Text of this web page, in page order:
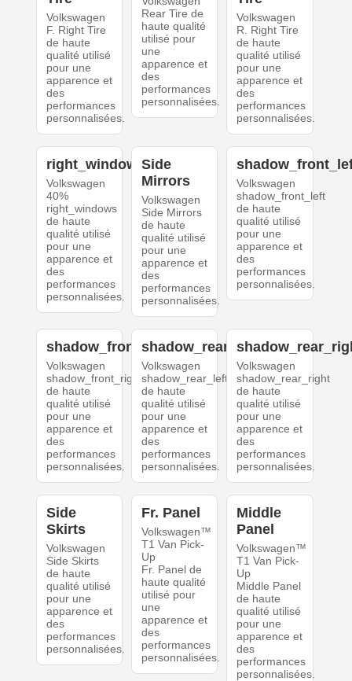
Volkswagen
F. Right Tire
de haute
qualité utilisé
pour une
apparence et
des
performances
personnalisées.
Rear Tire de
haute qualité
utilisé pour
une
apparence et
des
performances
personnalisées.
Volkswagen
R. Right Tire
de haute
qualité utilisé
pour une
apparence et
des
performances
personnalisées.
right_windows
Volkswagen
40%
right_windows
de haute
qualité utilisé
pour une
apparence et
des
performances
personnalisées.
Side
Mirrors
Volkswagen
Side Mirrors
de haute
qualité utilisé
pour une
apparence et
des
performances
personnalisées.
Volkswagen
shadow_front_left
de haute
qualité utilisé
pour une
apparence et
des
performances
personnalisées.
shadow_front_right
Volkswagen
shadow_front_right
de haute
qualité utilisé
pour une
apparence et
des
performances
personnalisées.
shadow_rear_left
Volkswagen
shadow_rear_left
de haute
qualité utilisé
pour une
apparence et
des
performances
personnalisées.
Volkswagen
shadow_rear_right
de haute
qualité utilisé
pour une
apparence et
des
performances
personnalisées.
Side
Skirts
Volkswagen
Side Skirts
de haute
qualité utilisé
pour une
apparence et
des
performances
personnalisées.
Fr. Panel
Volkswagen™
T1 Van Pick-
Up
Fr. Panel de
haute qualité
utilisé pour
une
apparence et
des
performances
personnalisées.
Middle
Panel
Volkswagen™
T1 Van Pick-
Up
Middle Panel
de haute
qualité utilisé
pour une
apparence et
des
performances
personnalisées.